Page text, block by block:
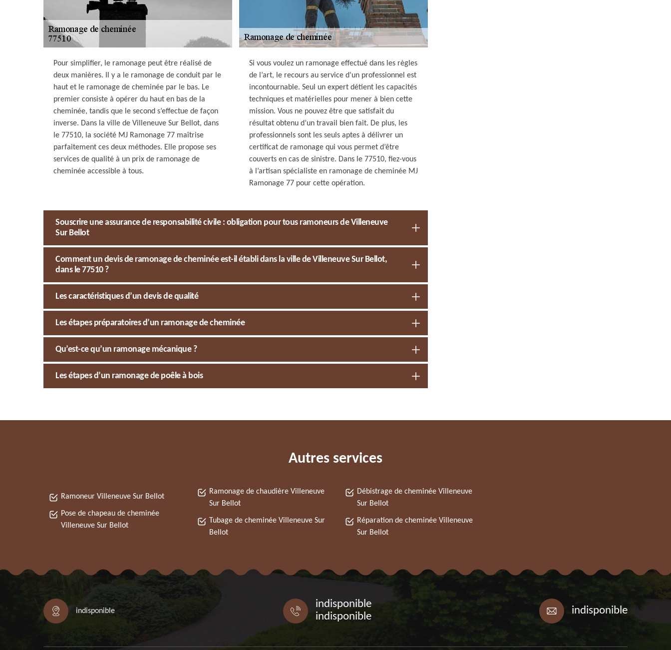
Pour simplifier, le ramonage peut être réalisé de
deux manières. Il y a le ramonage de conduit par le
haut et le ramonage de cheminée par le bas. Le
premier consiste à opérer du haut en bas de la
cheminée, tandis que le second s’effectue de façon
inverse. Dans la ville de Villeneuve Sur Bellot, dans
le 77510, la société MJ Ramonage 77 maîtrise
parfaitement ces deux méthodes. Elle propose ses
services de qualité à un prix de ramonage de
cheminée accessible à tous.
Si vous voulez un ramonage effectué dans les règles
de l’art, le recours au service d’un professionnel est
incontournable. Seul un expert détient les capacités
techniques et matérielles pour mener à bien cette
mission. Vous ne pouvez être que satisfait du
résultat obtenu d’un travail bien fait. De plus, les
professionnels sont les seuls aptes à délivrer un
certificat de ramonage qui vous permet d’être
couverts en cas de sinistre. Dans le 77510, fiez-vous
à l’artisan spécialiste en ramonage de cheminée MJ
Ramonage 77 pour cette opération.
Souscrire une assurance de responsabilité civile : obligation pour tous ramoneurs de Villeneuve
Sur Bellot
Comment un devis de ramonage de cheminée est-il établi dans la ville de Villeneuve Sur Bellot,
dans le 77510 ?
Les caractéristiques d’un devis de qualité
Les étapes préparatoires d’un ramonage de cheminée
Qu’est-ce qu’un ramonage mécanique ?
Les étapes d’un ramonage de poêle à bois
Autres services
Ramoneur Villeneuve Sur Bellot
Pose de chapeau de cheminée
Villeneuve Sur Bellot
Ramonage de chaudière Villeneuve
Sur Bellot
Tubage de cheminée Villeneuve Sur
Bellot
Débistrage de cheminée Villeneuve
Sur Bellot
Réparation de cheminée Villeneuve
Sur Bellot
indisponible
indisponible
indisponible
indisponible